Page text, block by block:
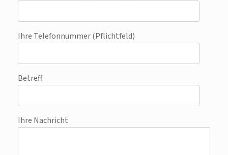
Ihre Telefonnummer (Pflichtfeld)
Betreff
Ihre Nachricht